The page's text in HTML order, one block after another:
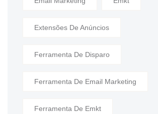
Extensões De Anúncios
Ferramenta De Disparo
Ferramenta De Email Marketing
Ferramenta De Emkt